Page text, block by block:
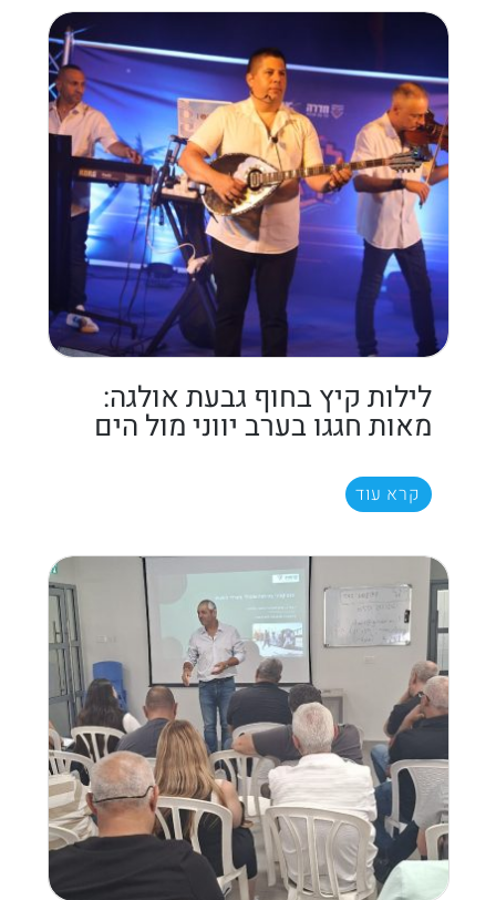
לילות קיץ בחוף גבעת אולגה:
מאות חגגו בערב יווני מול הים
קרא עוד